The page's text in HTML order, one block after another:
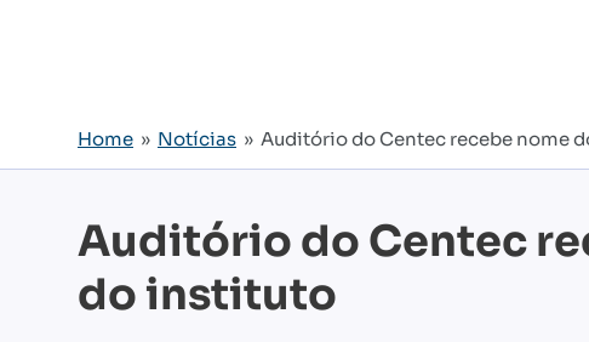
Home » Notícias » Auditório do Centec recebe nome
Auditório do Centec
do instituto